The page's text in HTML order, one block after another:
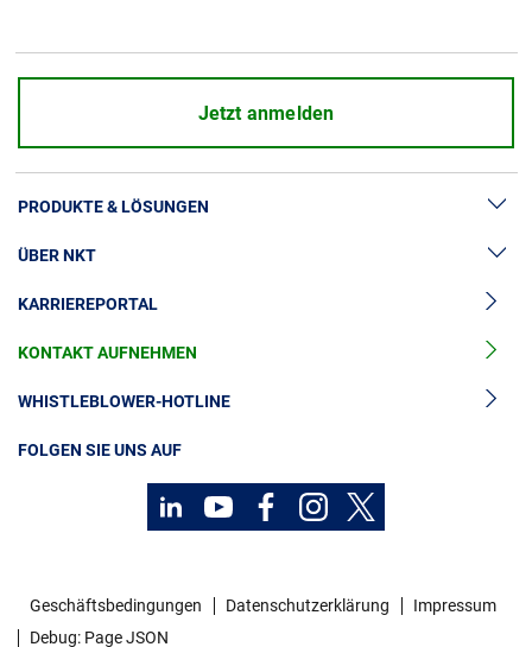
Jetzt anmelden
PRODUKTE & LÖSUNGEN
Hochspannung
Kabelgarnituren
Mittelspannungskabel
Niederspannungskabel
ÜBER NKT
News & Presse
Unsere Geschichte
Investoren
Nachhaltigkeit
KARRIEREPORTAL
KONTAKT AUFNEHMEN
WHISTLEBLOWER-HOTLINE
FOLGEN SIE UNS AUF
Geschäftsbedingungen Datenschutzerklärung
Impressum
Debug: Page JSON